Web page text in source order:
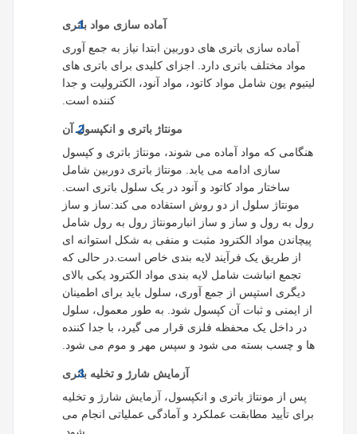
آماده سازی مواد باتری
آماده سازی باتری های دوربین ابتدا نیاز به جمع آوری
مواد مختلف باتری دارد. اجزای کلیدی برای باتری های
لیتیوم یون شامل مواد کاتود، مواد آنود، الکترولیت و جدا
کننده است.
مونتاژ باتری و انکپسول آن
هنگامی که مواد آماده می شوند، مونتاژ باتری و کپسول
سازی ادامه می یابد. مونتاژ باتری دوربین شامل
ساختار مواد کاتود و آنود در یک سلول باتری است.
مونتاژ سلول از دو روش استفاده می کند:ساز و ساز
رول به رول و ساز و ساز انبارمونتاژ رول به رول شامل
پیچاندن مواد الکترود مثبت و منفی به شکل استوانه ای
از طریق یک فرآیند لایه بندی خاص است.در حالی که
تجمع انباشت شامل لایه بندی مواد الکترود یکی بالای
دیگری استپس از جمع آوری، سلول باید برای اطمینان
از ایمنی و ثبات آن کپسول شود. به طور معمول، سلول
در داخل یک محفظه فلزی قرار می گیرد، با جدا کننده
ها و چسب بسته می شود و سپس مهر و موم می شود.
آزمایش شارژ و تخلیه باتری
پس از مونتاژ باتری و انکپسول، آزمایش شارژ و تخلیه
برای تأیید مطابقت عملکرد و آمادگی عملیاتی انجام می